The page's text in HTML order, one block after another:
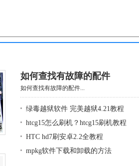
如何查找有故障的配件
如何查找有故障的配件...
绿毒越狱软件 完美越狱4.21教程
htcg15怎么刷机？htcg15刷机教程
HTC hd7刷安卓2.2全教程
mpkg软件下载和卸载的方法